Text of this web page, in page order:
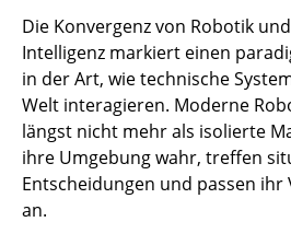
Die Konvergenz von Robotik
Intelligenz markiert einen
in der Art, wie technische
Welt interagieren. Moderne
längst nicht mehr als isolierte
ihre Umgebung wahr, treffen
Entscheidungen und passen ihr
an.